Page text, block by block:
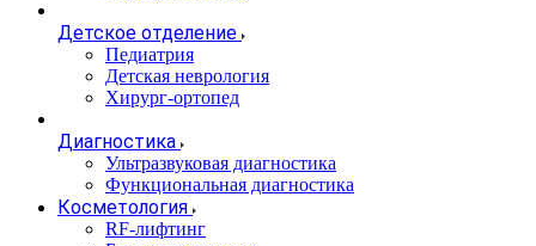
Детское отделение
Педиатрия
Детская неврология
Хирург-ортопед
Диагностика
Ультразвуковая диагностика
Функциональная диагностика
Косметология
RF-лифтинг